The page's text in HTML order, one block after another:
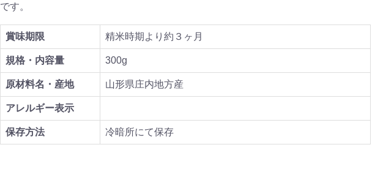
です。
賞味期限 精米時期より約３ヶ月
規格・内容量 300g
原材料名・産地 山形県庄内地方産
アレルギー表示
保存方法 冷暗所にて保存